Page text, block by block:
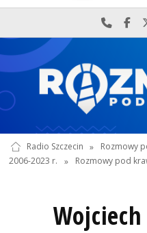
Radio Szczecin » Rozmowy
2006-2023 r.
» Rozmowy pod